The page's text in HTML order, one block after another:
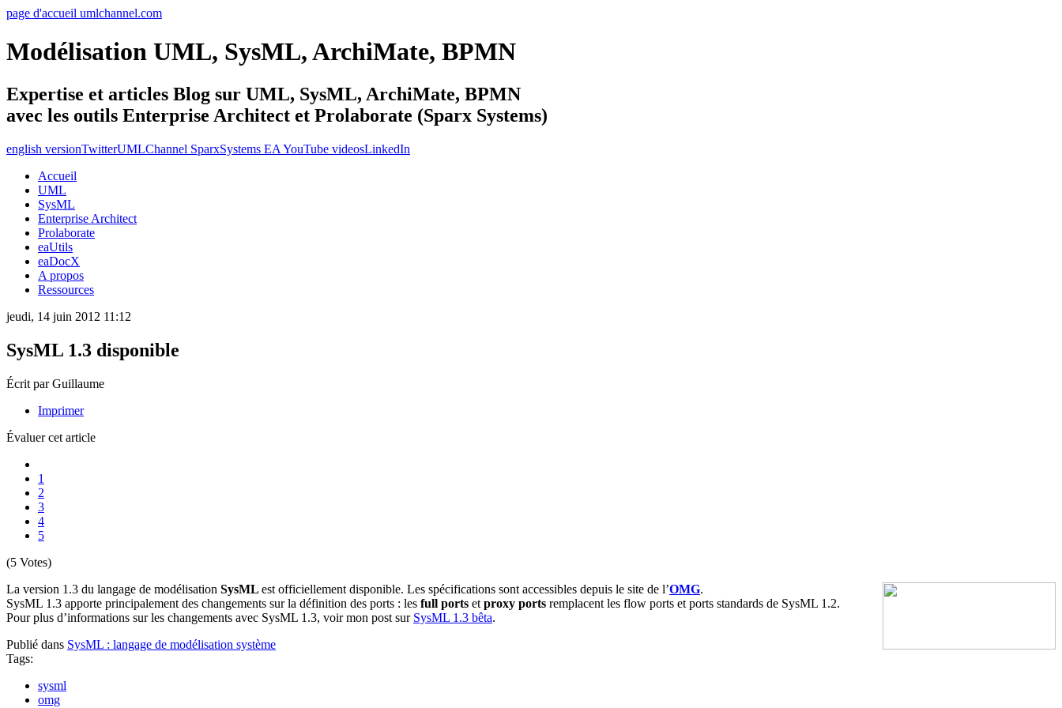
page d'accueil umlchannel.com
Modélisation UML, SysML, ArchiMate, BPMN
Expertise et articles Blog sur UML, SysML, ArchiMate, BPMN
avec les outils Enterprise Architect et Prolaborate (Sparx Systems)
english versionTwitterUMLChannel SparxSystems EA YouTube videosLinkedIn
Accueil
UML
SysML
Enterprise Architect
Prolaborate
eaUtils
eaDocX
A propos
Ressources
jeudi, 14 juin 2012 11:12
SysML 1.3 disponible
Écrit par Guillaume
Imprimer
Évaluer cet article
1
2
3
4
5
(5 Votes)
La version 1.3 du langage de modélisation SysML est officiellement disponible. Les spécifications sont accessibles depuis le site de l’OMG.
SysML 1.3 apporte principalement des changements sur la définition des ports : les full ports et proxy ports remplacent les flow ports et ports standards de SysML 1.2.
Pour plus d’informations sur les changements avec SysML 1.3, voir mon post sur SysML 1.3 bêta.
Publié dans SysML : langage de modélisation système
Tags:
sysml
omg